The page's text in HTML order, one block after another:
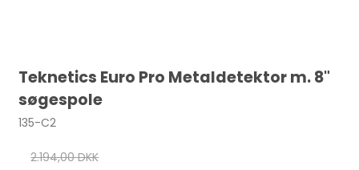
Teknetics Euro Pro Metaldetektor m. 8"
søgespole
135-C2
2.194,00 DKK